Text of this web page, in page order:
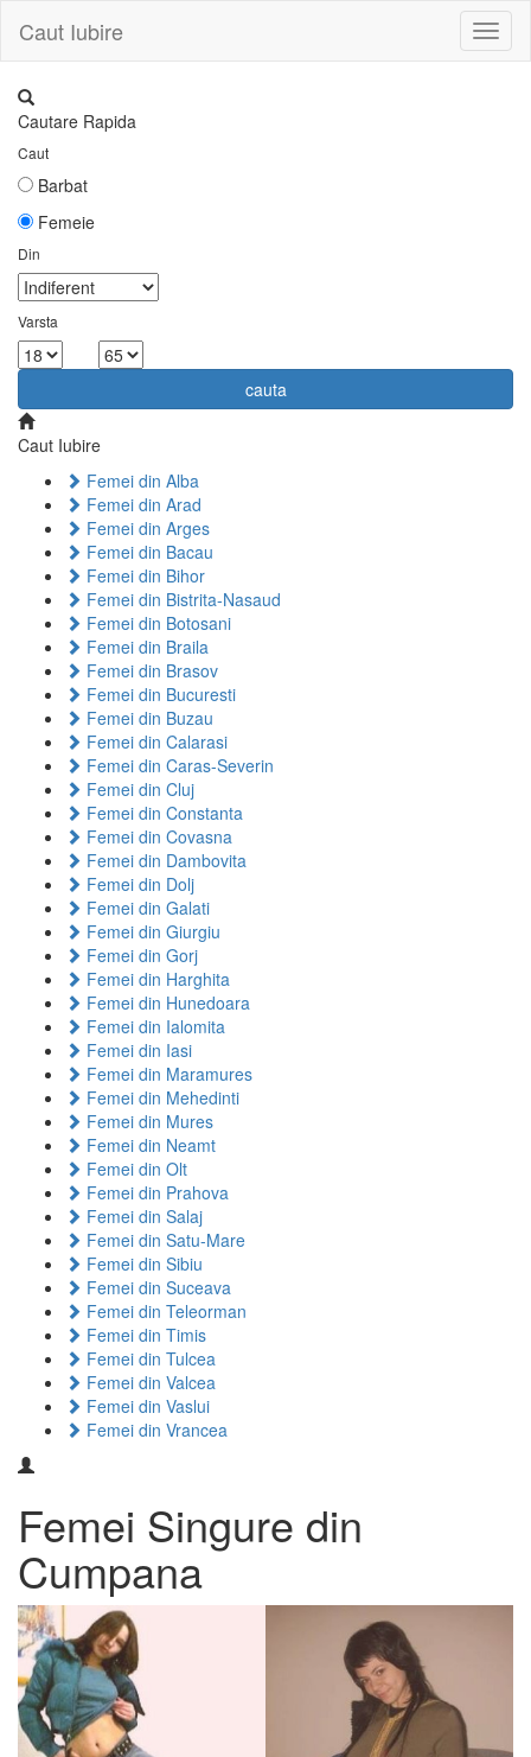
Caut Iubire
Cautare Rapida
Caut
Barbat
Femeie
Din
Varsta
cauta
Caut Iubire
Femei din Alba
Femei din Arad
Femei din Arges
Femei din Bacau
Femei din Bihor
Femei din Bistrita-Nasaud
Femei din Botosani
Femei din Braila
Femei din Brasov
Femei din Bucuresti
Femei din Buzau
Femei din Calarasi
Femei din Caras-Severin
Femei din Cluj
Femei din Constanta
Femei din Covasna
Femei din Dambovita
Femei din Dolj
Femei din Galati
Femei din Giurgiu
Femei din Gorj
Femei din Harghita
Femei din Hunedoara
Femei din Ialomita
Femei din Iasi
Femei din Maramures
Femei din Mehedinti
Femei din Mures
Femei din Neamt
Femei din Olt
Femei din Prahova
Femei din Salaj
Femei din Satu-Mare
Femei din Sibiu
Femei din Suceava
Femei din Teleorman
Femei din Timis
Femei din Tulcea
Femei din Valcea
Femei din Vaslui
Femei din Vrancea
Femei Singure din
Cumpana